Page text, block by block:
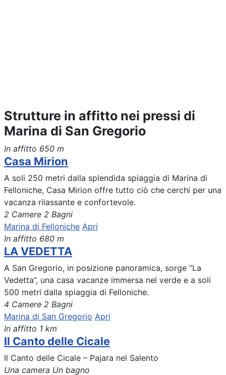
Strutture in affitto nei pressi di
Marina di San Gregorio
In affitto 650 m
Casa Mirion
A soli 250 metri dalla splendida spiaggia di Marina di
Felloniche, Casa Mirion offre tutto ciò che cerchi per una
vacanza rilassante e confortevole.
2 Camere 2 Bagni
Marina di Felloniche Apri
In affitto 680 m
LA VEDETTA
A San Gregorio, in posizione panoramica, sorge “La
Vedetta”, una casa vacanze immersa nel verde e a soli
500 metri dalla spiaggia di Felloniche.
4 Camere 2 Bagni
Marina di San Gregorio Apri
In affitto 1 km
Il Canto delle Cicale
Il Canto delle Cicale – Pajara nel Salento
Una camera Un bagno